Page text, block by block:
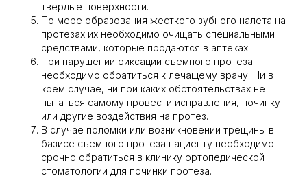
твердые поверхности.
По мере образования жесткого зубного налета на
протезах их необходимо очищать специальными
средствами, которые продаются в аптеках.
При нарушении фиксации съемного протеза
необходимо обратиться к лечащему врачу. Ни в
коем случае, ни при каких обстоятельствах не
пытаться самому провести исправления, починку
или другие воздействия на протез.
В случае поломки или возникновении трещины в
базисе съемного протеза пациенту необходимо
срочно обратиться в клинику ортопедической
стоматологии для починки протеза.